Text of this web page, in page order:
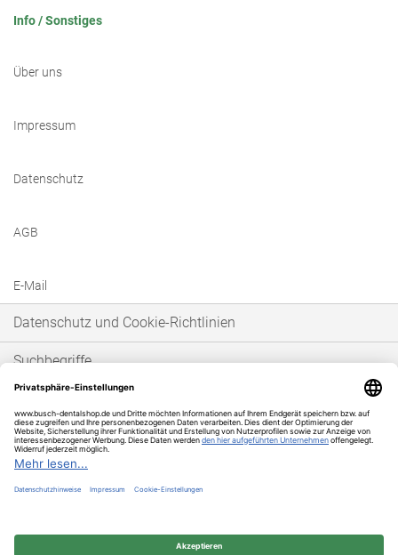
Info / Sonstiges
Über uns
Impressum
Datenschutz
AGB
E-Mail
Datenschutz und Cookie-Richtlinien
Suchbegriffe
Bestellungen und Rücksendungen